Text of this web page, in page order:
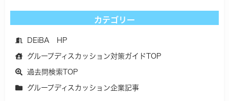
カテゴリー
DEiBA HP
グループディスカッション対策ガイドTOP
過去問検索TOP
グループディスカッション企業記事